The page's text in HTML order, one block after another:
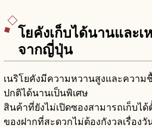
โยคังเก็บได้นานและเ
จากญี่ปุ่น
เนริโยคังมีความหวานสูงและควา
ปกติได้นานเป็นพิเศษ
สินค้าที่ยังไม่เปิดซองสามารถเก็บไ
ของฝากที่สะดวกไม่ต้องกังวลเรื่อง